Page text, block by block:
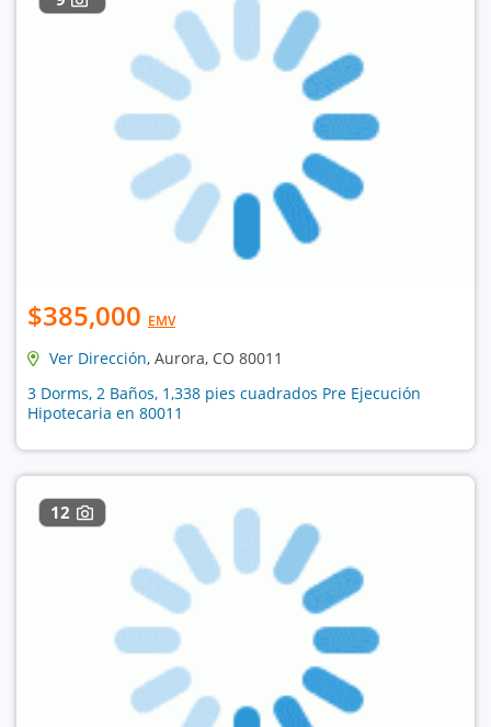
$385,000 EMV
Ver Dirección, Aurora, CO 80011
3 Dorms, 2 Baños, 1,338 pies cuadrados Pre Ejecución
Hipotecaria en 80011
12